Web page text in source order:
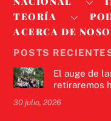
TEORÍA
ACERCA DE
POSTS
El auge de
retiraremos
30 julio, 2026